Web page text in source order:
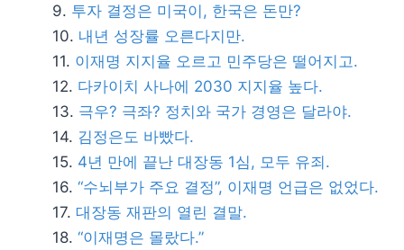
투자 결정은 미국이, 한국은 돈만?
내년 성장률 오른다지만.
이재명 지지율 오르고 민주당은 떨어지고.
다카이치 사나에 2030 지지율 높다.
극우? 극좌? 정치와 국가 경영은 달라야.
김정은도 바빴다.
4년 만에 끝난 대장동 1심, 모두 유죄.
“수뇌부가 주요 결정”, 이재명 언급은 없었다.
대장동 재판의 열린 결말.
“이재명은 몰랐다.”